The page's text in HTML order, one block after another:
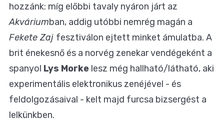
hozzánk: míg előbbi tavaly nyáron járt az
Akváriumban, addig utóbbi nemrég magán a
Fekete Zaj fesztiválon ejtett minket ámulatba. A
brit énekesnő és a norvég zenekar vendégeként a
spanyol Lys Morke lesz még hallható/látható, aki
experimentális elektronikus zenéjével - és
feldolgozásaival - kelt majd furcsa bizsergést a
lelkünkben.